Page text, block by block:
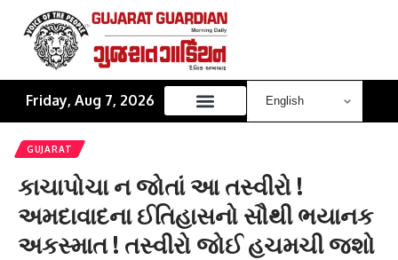
Friday, Aug 7, 2026
GUJARAT
કાચાપોચા ન જોતાં આ તસ્વીરો !
અમદાવાદના ઈતિહાસનો સૌથી ભયાનક
અકસ્માત ! તસ્વીરો જોઈ હચમચી જશો